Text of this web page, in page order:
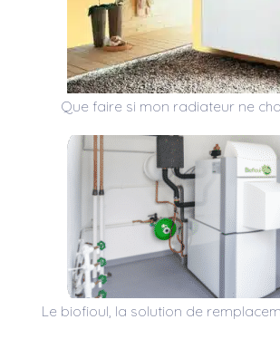
Que faire si mon radiateur ne
Le biofioul, la solution de